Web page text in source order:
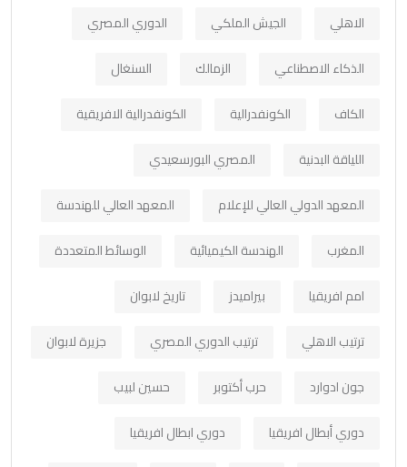
الاهلي
الجيش الملكي
الدوري المصري
الذكاء الاصطناعي
الزمالك
السنغال
الكاف
الكونفدرالية
الكونفدرالية الافريقية
اللياقة البدنية
المصري البورسعيدي
المعهد الدولي العالي للإعلام
المعهد العالي للهندسة
المغرب
الهندسة الكيميائية
الوسائط المتعددة
امم افريقيا
بيراميدز
تاريخ لابوان
ترتيب الاهلي
ترتيب الدوري المصري
جزيرة لابوان
جون ادوارد
حرب أكتوبر
حسين لبيب
دوري أبطال افريقيا
دوري ابطال افريقيا